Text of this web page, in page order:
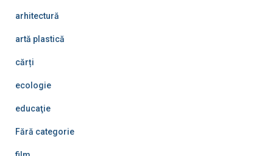
arhitectură
artă plastică
cărți
ecologie
educaţie
Fără categorie